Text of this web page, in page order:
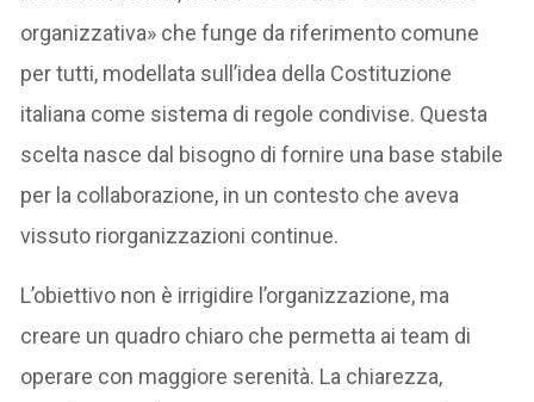
organizzativa» che funge da riferimento comune
per tutti, modellata sull’idea della Costituzione
italiana come sistema di regole condivise. Questa
scelta nasce dal bisogno di fornire una base stabile
per la collaborazione, in un contesto che aveva
vissuto riorganizzazioni continue.
L’obiettivo non è irrigidire l’organizzazione, ma
creare un quadro chiaro che permetta ai team di
operare con maggiore serenità. La chiarezza,